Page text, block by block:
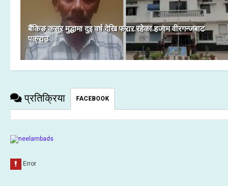
बैंकिङ कसुर मुद्धामा दुइ वर्ष देखि फरार रहेका हजाम वीरगन्जबाट
पक्राउ
प्रतिक्रिया FACEBOOK